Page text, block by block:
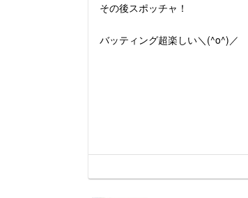
その後スポッチャ！
バッティング超楽しい＼(^o^)／